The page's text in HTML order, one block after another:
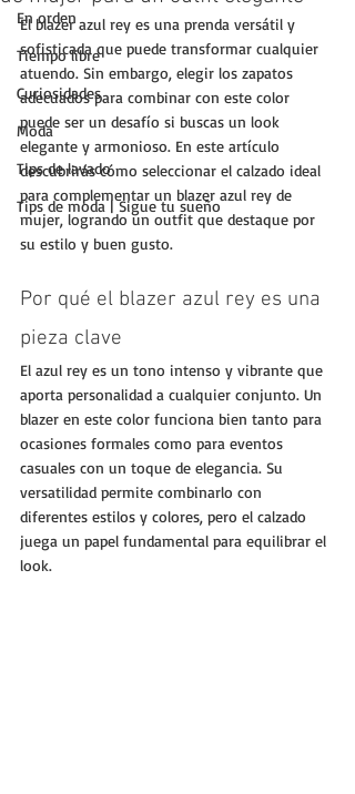
En orden
Tiempo libre
Curiosidades
Moda
Tips de lavado
Tips de moda | Sigue tu sueño
El blazer azul rey es una prenda versátil y
sofisticada que puede transformar cualquier
atuendo. Sin embargo, elegir los zapatos
adecuados para combinar con este color
puede ser un desafío si buscas un look
elegante y armonioso. En este artículo
descubrirás cómo seleccionar el calzado ideal
para complementar un blazer azul rey de
mujer, logrando un outfit que destaque por
su estilo y buen gusto.
Por qué el blazer azul rey es una
pieza clave
El azul rey es un tono intenso y vibrante que
aporta personalidad a cualquier conjunto. Un
blazer en este color funciona bien tanto para
ocasiones formales como para eventos
casuales con un toque de elegancia. Su
versatilidad permite combinarlo con
diferentes estilos y colores, pero el calzado
juega un papel fundamental para equilibrar el
look.